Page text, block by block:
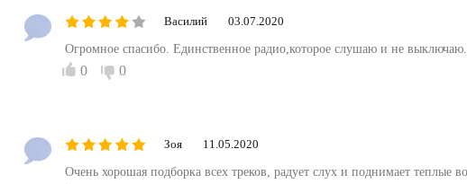
Василий 03.07.2020
Огромное спасибо. Единственное радио,которое слушаю и не
0 0
Зоя 11.05.2020
Очень хорошая подборка всех треков, радует слух и поднимает теплые